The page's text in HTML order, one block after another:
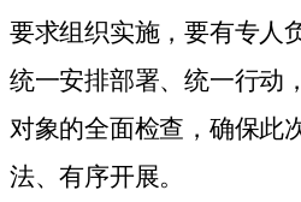
要求组织实施，要有专人
统一安排部署、统一行动
对象的全面检查，确保此
法、有序开展。